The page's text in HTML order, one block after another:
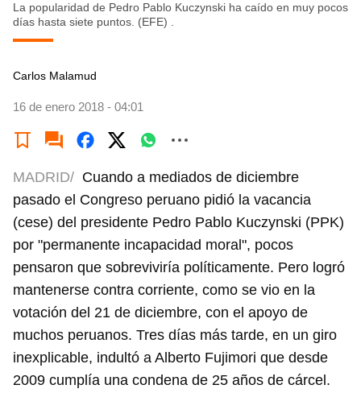
La popularidad de Pedro Pablo Kuczynski ha caído en muy pocos
días hasta siete puntos. (EFE) .
Carlos Malamud
16 de enero 2018 - 04:01
MADRID/ Cuando a mediados de diciembre
pasado el Congreso peruano pidió la vacancia
(cese) del presidente Pedro Pablo Kuczynski (PPK)
por "permanente incapacidad moral", pocos
pensaron que sobreviviría políticamente. Pero logró
mantenerse contra corriente, como se vio en la
votación del 21 de diciembre, con el apoyo de
muchos peruanos. Tres días más tarde, en un giro
inexplicable, indultó a Alberto Fujimori que desde
2009 cumplía una condena de 25 años de cárcel.